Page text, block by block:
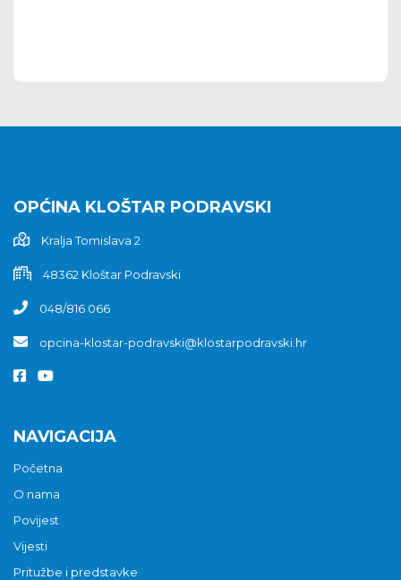
OPĆINA KLOŠTAR PODRAVSKI
Kralja Tomislava 2
48362 Kloštar Podravski
048/816 066
opcina-klostar-podravski@klostarpodravski.hr
NAVIGACIJA
Početna
O nama
Povijest
Vijesti
Pritužbe i predstavke